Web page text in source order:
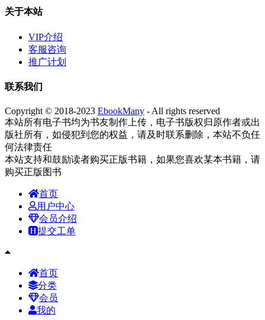
关于本站
VIP介绍
客服咨询
推广计划
联系我们
Copyright © 2018-2023 EbookMany - All rights reserved
本站所有电子书均为书友制作上传，电子书版权归原作者或出
版社所有，如侵犯到您的权益，请及时联系删除，本站不负任
何法律责任
本站支持和鼓励读者购买正版书籍，如果您喜欢某本书籍，请
购买正版图书
首页
用户中心
会员介绍
提交工单
首页
分类
会员
我的